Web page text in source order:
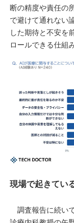
断の精度や責任の
で避けて通れない
した期待と不安を
ロールできる仕組
現場で起きてい
調査報告に続い